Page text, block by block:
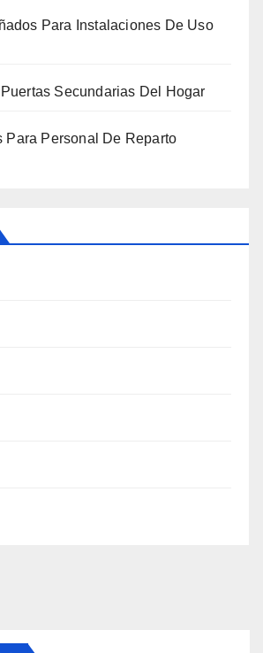
Para Instalaciones De Uso
Secundarias Del Hogar
Para Personal De Reparto